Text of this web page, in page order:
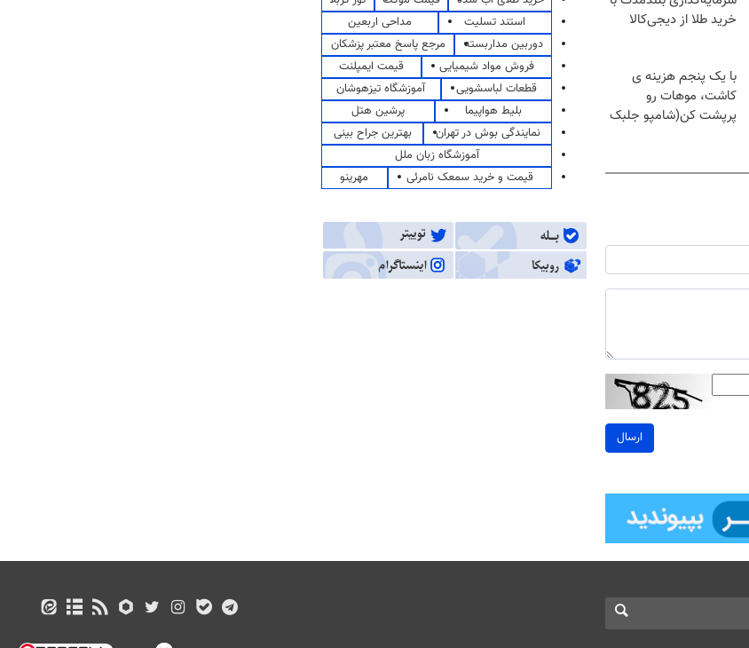
خرید طلا از دیجی‌کالا
با یک پنجم هزینه ی
کاشت، موهات رو
پرپشت کن(شامپو جلبک
ارسال
استند تسلیت
مداحی اربعین
دوربین مداربسته
مرجع پاسخ معتبر پزشکان
فروش مواد شیمیایی
قیمت ایمپلنت
قطعات لباسشویی
آموزشگاه تیزهوشان
بلیط هواپیما
پرشین هتل
نمایندگی بوش در تهران
بهترین جراح بینی
آموزشگاه زبان ملل
قیمت و خرید سمعک نامرئی
مهرینو